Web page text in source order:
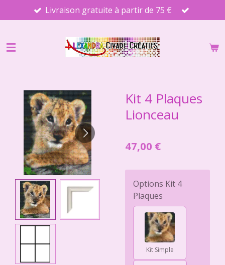
au
principal
Livraison gratuite à partir de 75 €
Kit 4 Plaques
Lionceau
47,00 €
Options Kit 4
Plaques
Kit Simple